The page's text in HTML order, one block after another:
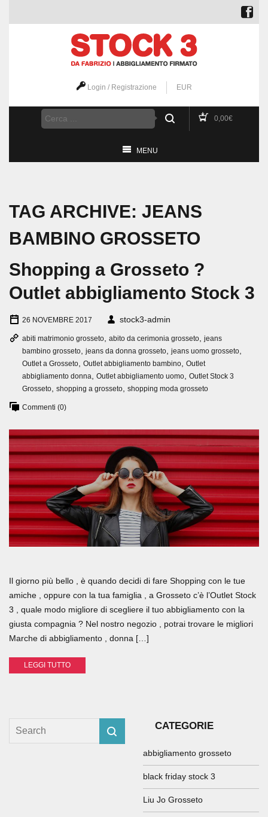
Login / Registrazione EUR
0,00€
MENU
TAG ARCHIVE: JEANS
BAMBINO GROSSETO
Shopping a Grosseto ?
Outlet abbigliamento Stock 3
26 NOVEMBRE 2017 stock3-admin
abiti matrimonio grosseto abito da cerimonia grosseto jeans
bambino grosseto jeans da donna grosseto jeans uomo grosseto
Outlet a Grosseto Outlet abbigliamento bambino Outlet
abbigliamento donna Outlet abbigliamento uomo Outlet Stock 3
Grosseto shopping a grosseto shopping moda grosseto
Commenti (0)
Il giorno più bello , è quando decidi di fare Shopping con le tue
amiche , oppure con la tua famiglia , a Grosseto c’è l’Outlet Stock
3 , quale modo migliore di scegliere il tuo abbigliamento con la
giusta compagnia ? Nel nostro negozio , potrai trovare le migliori
Marche di abbigliamento , donna […]
LEGGI TUTTO
CATEGORIE
abbigliamento grosseto
black friday stock 3
Liu Jo Grosseto